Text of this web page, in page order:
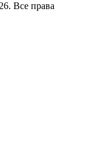
Все права